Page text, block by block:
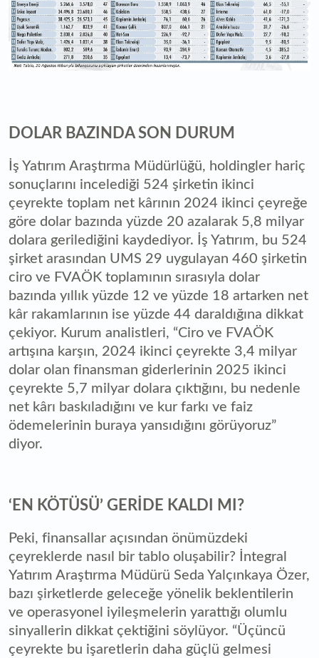
DOLAR BAZINDA SON DURUM
İş Yatırım Araştırma Müdürlüğü, holdingler hariç
sonuçlarını incelediği 524 şirketin ikinci
çeyrekte toplam net kârının 2024 ikinci çeyreğe
göre dolar bazında yüzde 20 azalarak 5,8 milyar
dolara gerilediğini kaydediyor. İş Yatırım, bu 524
şirket arasından UMS 29 uygulayan 460 şirketin
ciro ve FVAÖK toplamının sırasıyla dolar
bazında yıllık yüzde 12 ve yüzde 18 artarken net
kâr rakamlarının ise yüzde 44 daraldığına dikkat
çekiyor. Kurum analistleri, “Ciro ve FVAÖK
artışına karşın, 2024 ikinci çeyrekte 3,4 milyar
dolar olan finansman giderlerinin 2025 ikinci
çeyrekte 5,7 milyar dolara çıktığını, bu nedenle
net kârı baskıladığını ve kur farkı ve faiz
ödemelerinin buraya yansıdığını görüyoruz”
diyor.
‘EN KÖTÜSÜ’ GERİDE KALDI MI?
Peki, finansallar açısından önümüzdeki
çeyreklerde nasıl bir tablo oluşabilir? İntegral
Yatırım Araştırma Müdürü Seda Yalçınkaya Özer,
bazı şirketlerde geleceğe yönelik beklentilerin
ve operasyonel iyileşmelerin yarattığı olumlu
sinyallerin dikkat çektiğini söylüyor. “Üçüncü
çeyrekte bu işaretlerin daha güçlü gelmesi